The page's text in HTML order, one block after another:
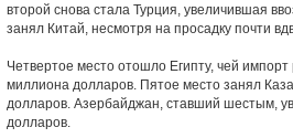
второй снова стала Турция, увеличившая
занял Китай, несмотря на просадку почти
Четвертое место отошло Египту, чей
миллиона долларов. Пятое место занял
долларов. Азербайджан, ставший шестым,
долларов.